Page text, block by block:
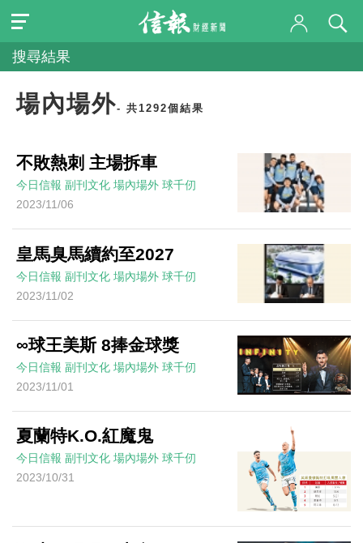
搜尋結果
場內場外- 共1292個結果
不敗熱刺 主場拆車
今日信報 副刊文化 場內場外 球千仞
2023/11/06
皇馬臭馬續約至2027
今日信報 副刊文化 場內場外 球千仞
2023/11/02
∞球王美斯 8捧金球獎
今日信報 副刊文化 場內場外 球千仞
2023/11/01
夏蘭特K.O.紅魔鬼
今日信報 副刊文化 場內場外 球千仞
2023/10/31